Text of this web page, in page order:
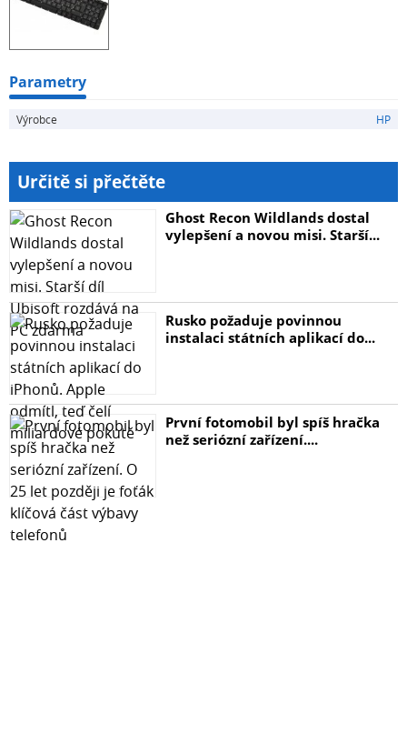
Parametry
Výrobce HP
Určitě si přečtěte
Ghost Recon Wildlands dostal
vylepšení a novou misi. Starší...
Rusko požaduje povinnou
instalaci státních aplikací do...
První fotomobil byl spíš hračka
než seriózní zařízení....